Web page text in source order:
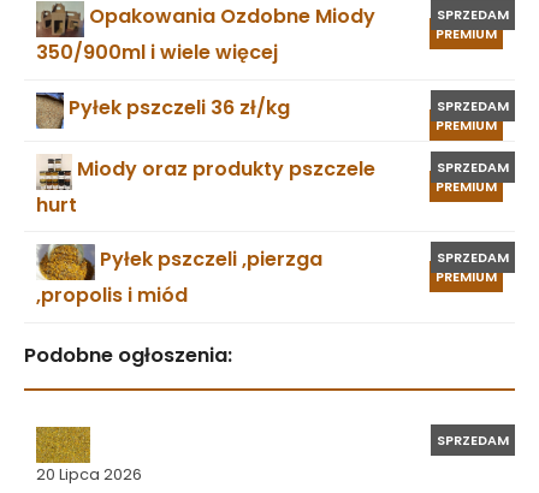
PREMIUM
SPRZEDAM
Opakowania Ozdobne Miody
350/900ml i wiele więcej
PREMIUM
SPRZEDAM
Pyłek pszczeli 36 zł/kg
PREMIUM
SPRZEDAM
Miody oraz produkty pszczele
hurt
PREMIUM
SPRZEDAM
Pyłek pszczeli ,pierzga
,propolis i miód
Podobne ogłoszenia:
20 Lipca 2026
SPRZEDAM